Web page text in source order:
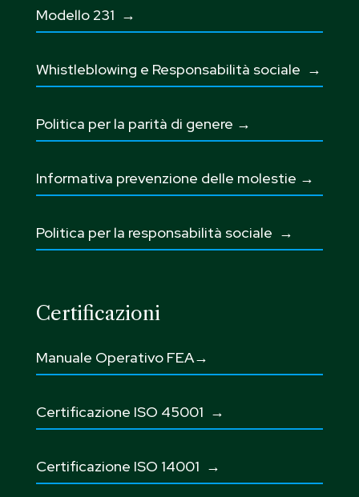
Modello 231 →
Whistleblowing e Responsabilità sociale →
Politica per la parità di genere →
Informativa prevenzione delle molestie →
Politica per la responsabilità sociale →
Certificazioni
Manuale Operativo FEA→
Certificazione ISO 45001 →
Certificazione ISO 14001 →